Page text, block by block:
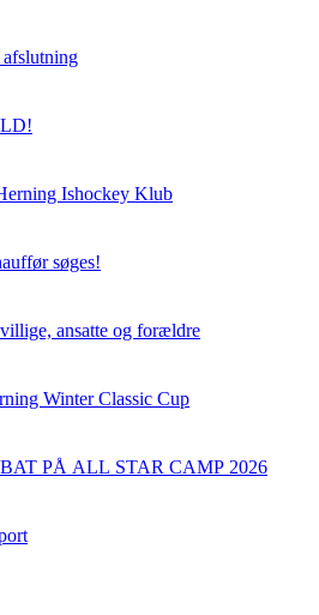
Ishockey Klub
søges!
ansatte og forældre
Winter Classic Cup
PÅ ALL STAR CAMP 2026